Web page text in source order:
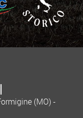
l'evoluzione
(MO) -